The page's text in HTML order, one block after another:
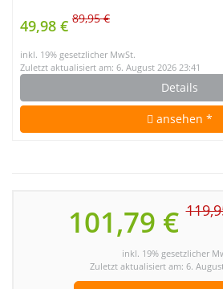
49,98 € 89,95 €
inkl. 19% gesetzlicher MwSt.
Zuletzt aktualisiert am: 6. August 2026 23:41
Details
ansehen *
101,79 €
inkl. 19% gesetzlicher
Zuletzt aktualisiert am: 6.